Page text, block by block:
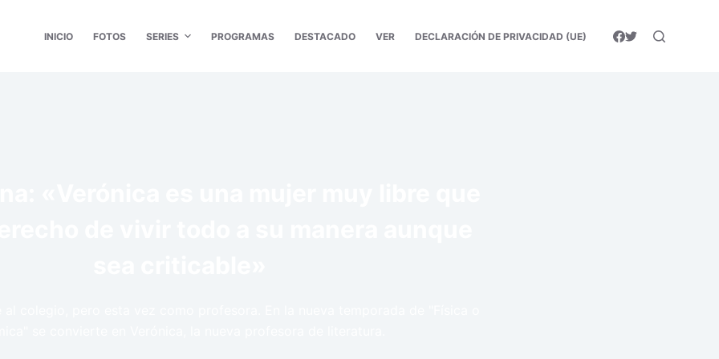
INICIO FOTOS SERIES PROGRAMAS DESTACADO VER DECLARACIÓN DE PRIVACIDAD (UE)